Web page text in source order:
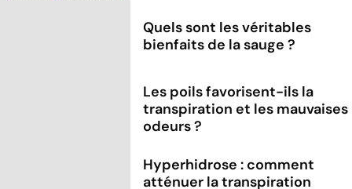
Quels sont les véritables
bienfaits de la sauge ?
Les poils favorisent-ils la
transpiration et les mauvaises
odeurs ?
Hyperhidrose : comment
atténuer la transpiration